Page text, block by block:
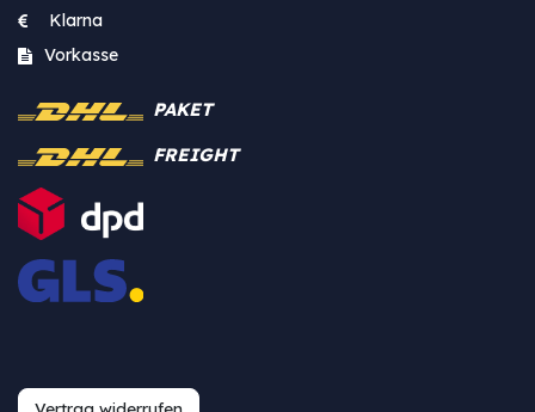
Klarna
Vorkasse
PAKET
FREIGHT
Vertrag widerrufen